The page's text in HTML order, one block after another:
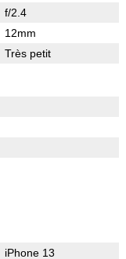
f/2.4
12mm
Très petit
iPhone 13